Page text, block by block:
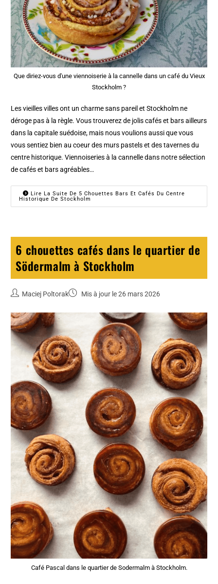
Que diriez-vous d'une viennoiserie à la cannelle dans un café du Vieux
Stockholm ?
Les vieilles villes ont un charme sans pareil et Stockholm ne
déroge pas à la règle. Vous trouverez de jolis cafés et bars ailleurs
dans la capitale suédoise, mais nous voulions aussi que vous
vous sentiez bien au coeur des murs pastels et des tavernes du
centre historique. Viennoiseries à la cannelle dans notre sélection
de cafés et bars agréables…
Lire La Suite De 5 Chouettes Bars Et Cafés Du Centre
Historique De Stockholm
6 chouettes cafés dans le quartier de
Södermalm à Stockholm
Maciej Poltorak Mis à jour le 26 mars 2026
Café Pascal dans le quartier de Sodermalm à Stockholm.